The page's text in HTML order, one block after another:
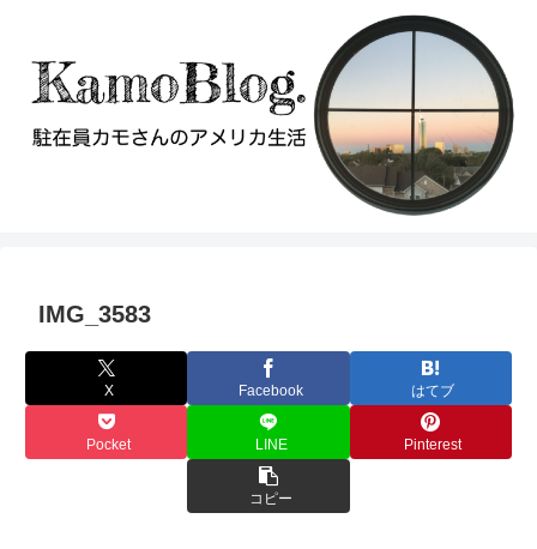
IMG_3583
X Facebook はてブ
Pocket LINE Pinterest
コピー